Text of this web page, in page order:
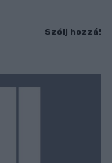
Szólj hozzá!